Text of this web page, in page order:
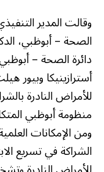
وقالت المدير
الصحة – أبوظبي،
دائرة الصحة –
أسترازينيكا وبيور
للأمراض النادرة
منظومة أبوظبي
ومن الإمكانات
الشراكة في تسريع